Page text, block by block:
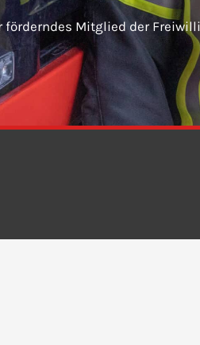
förderndes Mitglied der